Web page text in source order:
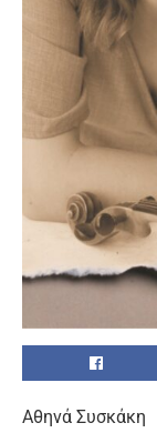
Αθηνά Συσκάκη